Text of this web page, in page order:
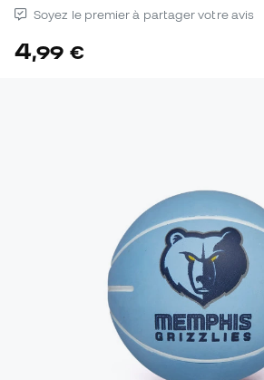
Soyez le premier à partager votre avis
4,99 €